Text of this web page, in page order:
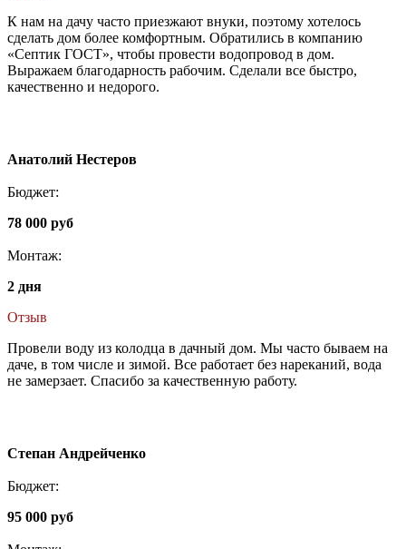
К нам на дачу часто приезжают внуки, поэтому хотелось
сделать дом более комфортным. Обратились в компанию
«Септик ГОСТ», чтобы провести водопровод в дом.
Выражаем благодарность рабочим. Сделали все быстро,
качественно и недорого.
Анатолий Нестеров
Бюджет:
78 000 руб
Монтаж:
2 дня
Отзыв
Провели воду из колодца в дачный дом. Мы часто бываем на
даче, в том числе и зимой. Все работает без нареканий, вода
не замерзает. Спасибо за качественную работу.
Степан Андрейченко
Бюджет:
95 000 руб